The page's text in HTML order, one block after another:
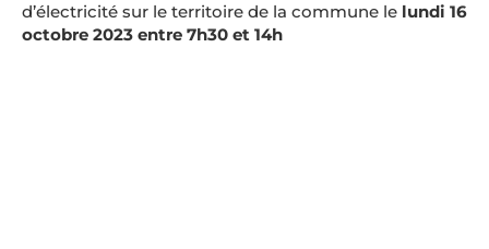
d’électricité sur le territoire de la commune le lundi 16
octobre 2023 entre 7h30 et 14h